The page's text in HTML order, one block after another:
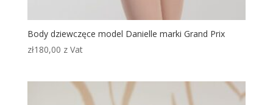
Body dziewczęce model Danielle marki Grand Prix
zł180,00 z Vat